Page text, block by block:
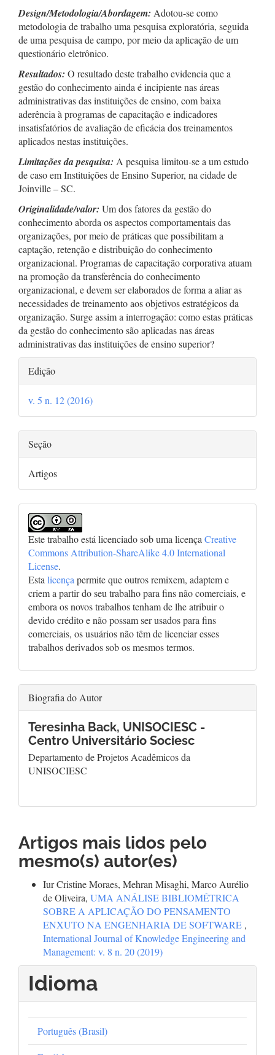
Design/Metodologia/Abordagem: Adotou-se como
metodologia de trabalho uma pesquisa exploratória, seguida
de uma pesquisa de campo, por meio da aplicação de um
questionário eletrônico.
Resultados: O resultado deste trabalho evidencia que a
gestão do conhecimento ainda é incipiente nas áreas
administrativas das instituições de ensino, com baixa
aderência à programas de capacitação e indicadores
insatisfatórios de avaliação de eficácia dos treinamentos
aplicados nestas instituições.
Limitações da pesquisa: A pesquisa limitou-se a um estudo
de caso em Instituições de Ensino Superior, na cidade de
Joinville – SC.
Originalidade/valor: Um dos fatores da gestão do
conhecimento aborda os aspectos comportamentais das
organizações, por meio de práticas que possibilitam a
captação, retenção e distribuição do conhecimento
organizacional. Programas de capacitação corporativa atuam
na promoção da transferência do conhecimento
organizacional, e devem ser elaborados de forma a aliar as
necessidades de treinamento aos objetivos estratégicos da
organização. Surge assim a interrogação: como estas práticas
da gestão do conhecimento são aplicadas nas áreas
administrativas das instituições de ensino superior?
Detalhes
do
artigo
Edição
v. 5 n. 12 (2016)
Seção
Artigos
Este trabalho está licenciado sob uma licençaCreative
Commons Attribution-ShareAlike 4.0 International
License.
Estalicençapermite que outros remixem, adaptem e
criem a partir do seu trabalho para fins não comerciais, e
embora os novos trabalhos tenham de lhe atribuir o
devido crédito e não possam ser usados para fins
comerciais, os usuários não têm de licenciar esses
trabalhos derivados sob os mesmos termos.
Biografia do Autor
Teresinha Back, UNISOCIESC -
Centro Universitário Sociesc
Departamento de Projetos Acadêmicos da
UNISOCIESC
Artigos mais lidos pelo
mesmo(s) autor(es)
Iur Cristine Moraes, Mehran Misaghi, Marco Aurélio
de Oliveira, UMA ANÁLISE BIBLIOMÉTRICA
SOBRE A APLICAÇÃO DO PENSAMENTO
ENXUTO NA ENGENHARIA DE SOFTWARE ,
International Journal of Knowledge Engineering and
Management: v. 8 n. 20 (2019)
Idioma
Português (Brasil)